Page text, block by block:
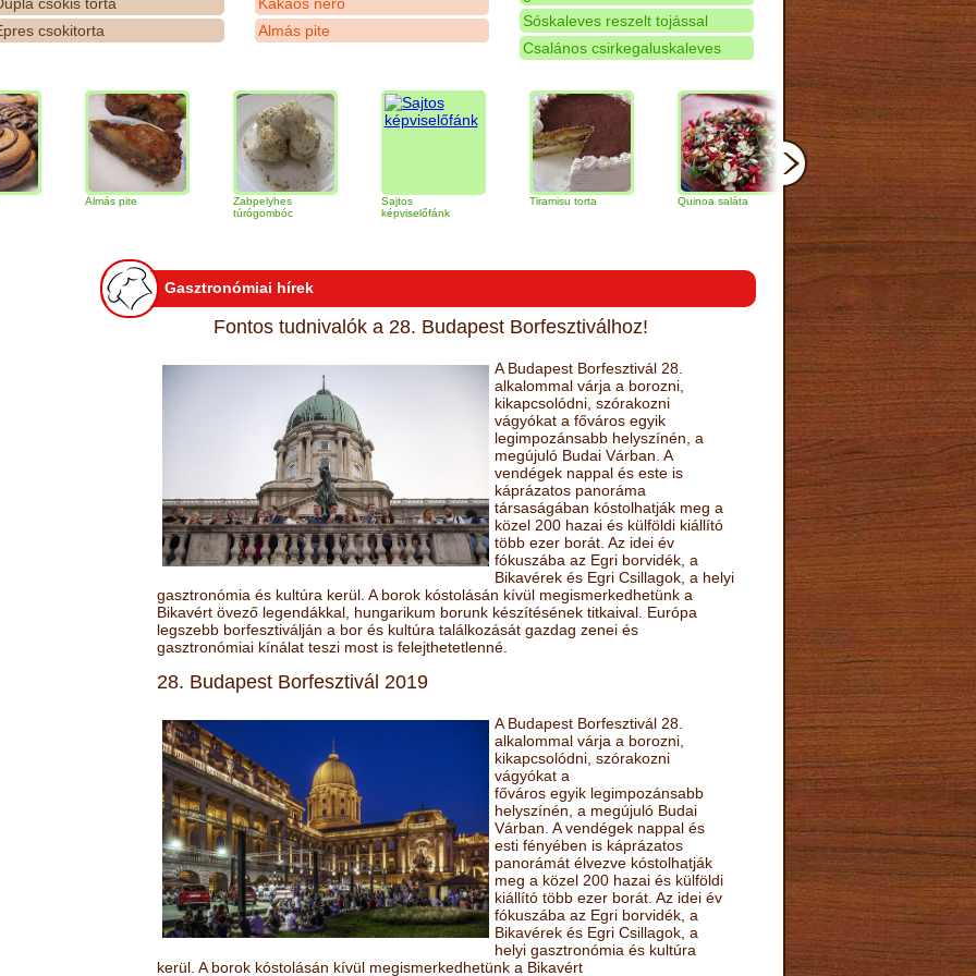
csokitorta
Almás pite
Sóskaleves reszelt tojással
Csalános csirkegaluskaleves
Almás pite
Zabpelyhes
túrógombóc
képviselőfánk
Tiramisu torta Quinoa saláta Mandulás kifli
narancs
Gasztronómiai hírek
Fontos tudnivalók a 28. Budapest Borfesztiválhoz!
A Budapest Borfesztivál 28.
alkalommal várja a borozni,
kikapcsolódni, szórakozni
vágyókat a főváros egyik
legimpozánsabb helyszínén, a
megújuló Budai Várban. A
vendégek nappal és este is
káprázatos panoráma
társaságában kóstolhatják meg a
közel 200 hazai és külföldi kiállító
több ezer borát. Az idei év
fókuszába az Egri borvidék, a
Bikavérek és Egri Csillagok, a helyi
gasztronómia és kultúra kerül. A borok kóstolásán kívül megismerkedhetünk a
Bikavért övező legendákkal, hungarikum borunk készítésének titkaival. Európa
legszebb borfesztiválján a bor és kultúra találkozását gazdag zenei és
gasztronómiai kínálat teszi most is felejthetetlenné.
28. Budapest Borfesztivál 2019
A Budapest Borfesztivál 28.
alkalommal várja a borozni,
kikapcsolódni, szórakozni
vágyókat a
főváros egyik legimpozánsabb
helyszínén, a megújuló Budai
Várban. A vendégek nappal és
esti fényében is káprázatos
panorámát élvezve kóstolhatják
meg a közel 200 hazai és külföldi
kiállító több ezer borát. Az idei év
fókuszába az Egri borvidék, a
Bikavérek és Egri Csillagok, a
helyi gasztronómia és kultúra
kerül. A borok kóstolásán kívül megismerkedhetünk a Bikavért